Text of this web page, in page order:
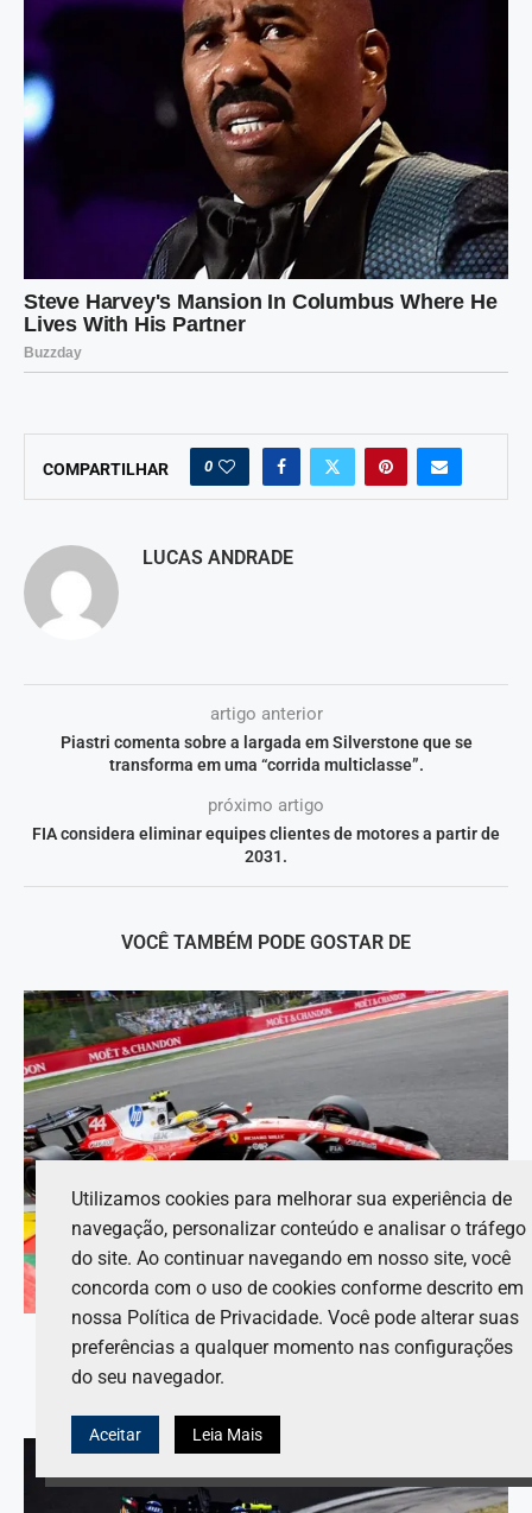
COMPARTILHAR 0
LUCAS ANDRADE
artigo anterior
Piastri comenta sobre a largada em Silverstone que se
transforma em uma “corrida multiclasse”.
próximo artigo
FIA considera eliminar equipes clientes de motores a partir de
2031.
VOCÊ TAMBÉM PODE GOSTAR DE
Antonelli fica surpreso e Hamilton ganha impulso na
disputa pelo título.
Utilizamos cookies para melhorar sua experiência de
navegação, personalizar conteúdo e analisar o tráfego
do site. Ao continuar navegando em nosso site, você
concorda com o uso de cookies conforme descrito em
nossa Política de Privacidade. Você pode alterar suas
preferências a qualquer momento nas configurações
do seu navegador.
Aceitar Leia Mais